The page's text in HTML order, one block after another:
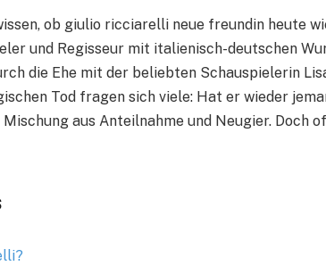
ob giulio ricciarelli neue freundin heute
und Regisseur mit italienisch-deutschen
die Ehe mit der beliebten Schauspielerin
Tod fragen sich viele: Hat er wieder
aus Anteilnahme und Neugier. Doch